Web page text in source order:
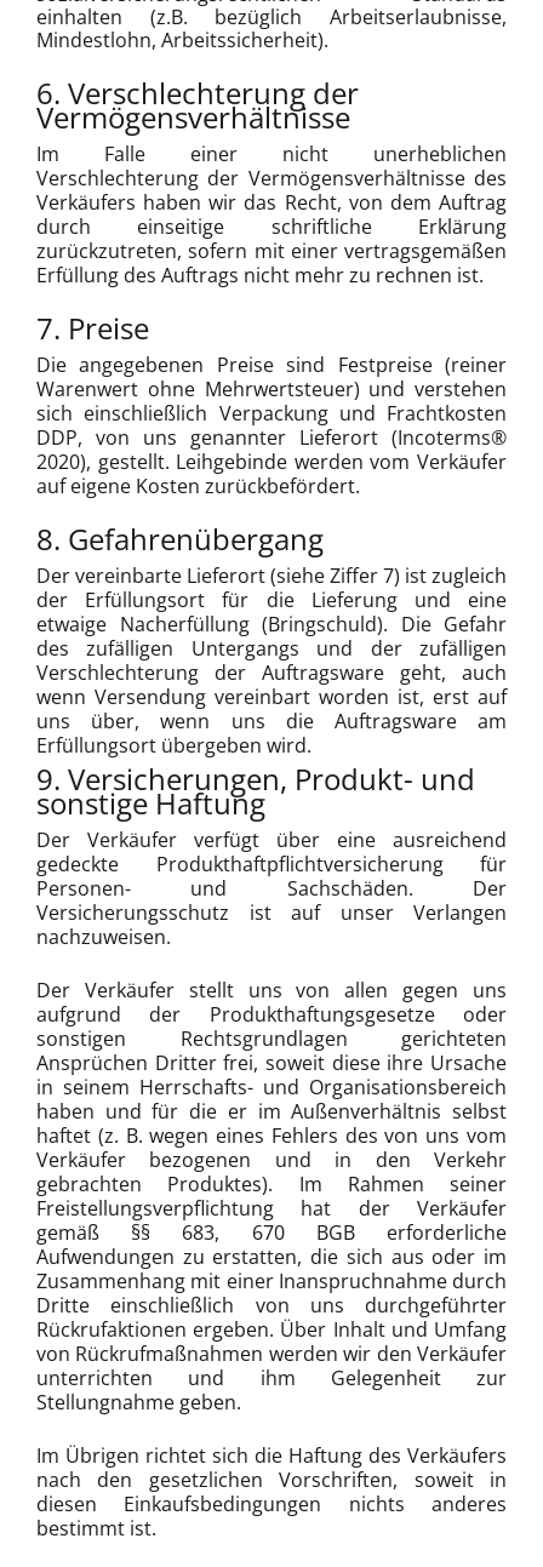
einhalten (z.B. bezüglich Arbeitserlaubnisse,
Mindestlohn, Arbeitssicherheit).
6. Verschlechterung der
Vermögensverhältnisse
Im Falle einer nicht unerheblichen
Verschlechterung der Vermögensverhältnisse des
Verkäufers haben wir das Recht, von dem Auftrag
durch einseitige schriftliche Erklärung
zurückzutreten, sofern mit einer vertragsgemäßen
Erfüllung des Auftrags nicht mehr zu rechnen ist.
7. Preise
Die angegebenen Preise sind Festpreise (reiner
Warenwert ohne Mehrwertsteuer) und verstehen
sich einschließlich Verpackung und Frachtkosten
DDP, von uns genannter Lieferort (Incoterms®
2020), gestellt. Leihgebinde werden vom Verkäufer
auf eigene Kosten zurückbefördert.
8. Gefahrenübergang
Der vereinbarte Lieferort (siehe Ziffer 7) ist zugleich
der Erfüllungsort für die Lieferung und eine
etwaige Nacherfüllung (Bringschuld). Die Gefahr
des zufälligen Untergangs und der zufälligen
Verschlechterung der Auftragsware geht, auch
wenn Versendung vereinbart worden ist, erst auf
uns über, wenn uns die Auftragsware am
Erfüllungsort übergeben wird.
9. Versicherungen, Produkt- und
sonstige Haftung
Der Verkäufer verfügt über eine ausreichend
gedeckte Produkthaftpflichtversicherung für
Personen- und Sachschäden. Der
Versicherungsschutz ist auf unser Verlangen
nachzuweisen.
Der Verkäufer stellt uns von allen gegen uns
aufgrund der Produkthaftungsgesetze oder
sonstigen Rechtsgrundlagen gerichteten
Ansprüchen Dritter frei, soweit diese ihre Ursache
in seinem Herrschafts- und Organisationsbereich
haben und für die er im Außenverhältnis selbst
haftet (z. B. wegen eines Fehlers des von uns vom
Verkäufer bezogenen und in den Verkehr
gebrachten Produktes). Im Rahmen seiner
Freistellungsverpflichtung hat der Verkäufer
gemäß §§ 683, 670 BGB erforderliche
Aufwendungen zu erstatten, die sich aus oder im
Zusammenhang mit einer Inanspruchnahme durch
Dritte einschließlich von uns durchgeführter
Rückrufaktionen ergeben. Über Inhalt und Umfang
von Rückrufmaßnahmen werden wir den Verkäufer
unterrichten und ihm Gelegenheit zur
Stellungnahme geben.
Im Übrigen richtet sich die Haftung des Verkäufers
nach den gesetzlichen Vorschriften, soweit in
diesen Einkaufsbedingungen nichts anderes
bestimmt ist.